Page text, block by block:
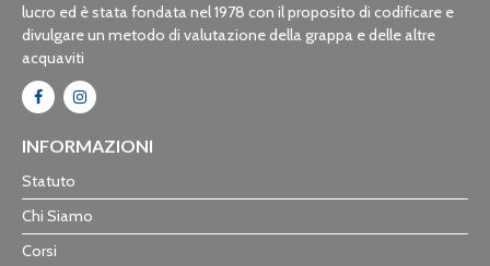
lucro ed è stata fondata nel 1978 con il proposito di codificare e
divulgare un metodo di valutazione della grappa e delle altre
acquaviti
INFORMAZIONI
Statuto
Chi Siamo
Corsi